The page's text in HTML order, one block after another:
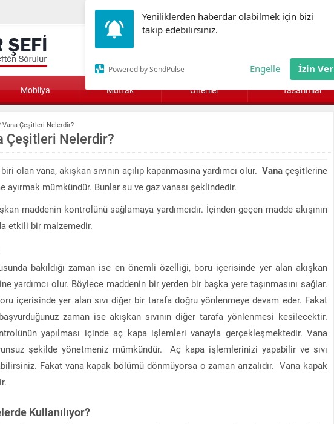
Yeniliklerden haberdar olabilmek için bizi
takip edebilirsiniz.
Powered by SendPulse Engelle İzin Ver
Mobilya Mutfak Öneriler Tasarımlar
Vana Çeşitleri Nelerdir?
Çeşitleri Nelerdir?
olan vana, akışkan sıvının açılıp kapanmasına yardımcı olur. Vanaçeşitlerine
ayırmak mümkündür. Bunlar su ve gaz vanası şeklindedir.
maddenin kontrolünü sağlamaya yardımcıdır. İçinden geçen madde akışının
etkili bir malzemedir.
bakıldığı zaman ise en önemli özelliği, boru içerisinde yer alan akışkan
yardımcı olur. Böylece maddenin bir yerden bir başka yere taşınmasını sağlar.
içerisinde yer alan sıvı diğer bir tarafa doğru yönlenmeye devam eder. Fakat
zaman ise akışkan sıvının diğer tarafa yönlenmesi kesilecektir.
yapılması içinde aç kapa işlemleri vanayla gerçekleşmektedir. Vana
şekilde yönetmeniz mümkündür. Aç kapa işlemlerinizi yapabilir ve sıvı
Fakat vana kapak bölümü dönmüyorsa o zaman arızalıdır. Vana kapak
Kullanılıyor?